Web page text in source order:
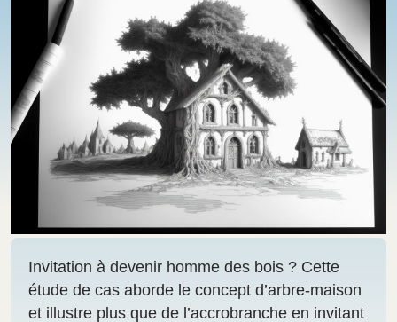
Invitation à devenir homme des bois ? Cette
étude de cas aborde le concept d’arbre-maison
et illustre plus que de l’accrobranche en invitant